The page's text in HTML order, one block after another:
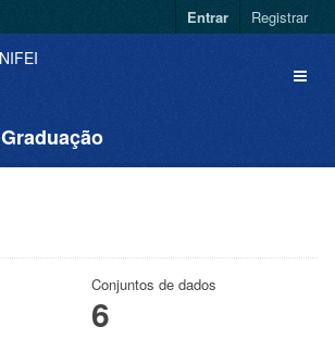
Entrar Registrar
Graduação
Conjuntos de dados
6